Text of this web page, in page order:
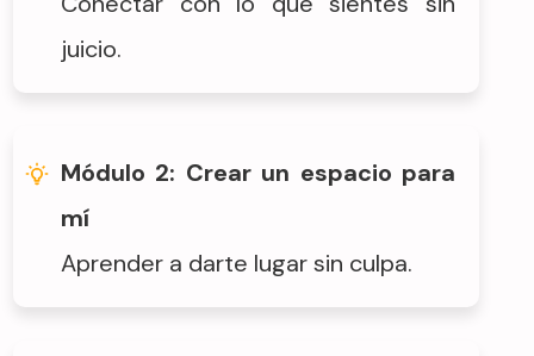
juicio.
Módulo 2: Crear un espacio para
mí
Aprender a darte lugar sin culpa.